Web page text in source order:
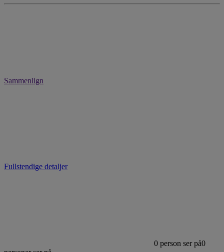
Sammenlign
Fullstendige detaljer
0 person ser på0